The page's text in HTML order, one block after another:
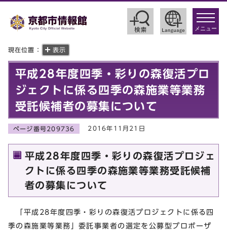
toggle
メニュー
現在位置： 表示
平成28年度四季・彩りの森復活プロ
ジェクトに係る四季の森施業等業務
受託候補者の募集について
ページ番号209736 2016年11月21日
平成28年度四季・彩りの森復活プロジェ
クトに係る四季の森施業等業務受託候補
者の募集について
「平成28年度四季・彩りの森復活プロジェクトに係る四
季の森施業等業務」委託事業者の選定を公募型プロポーザ